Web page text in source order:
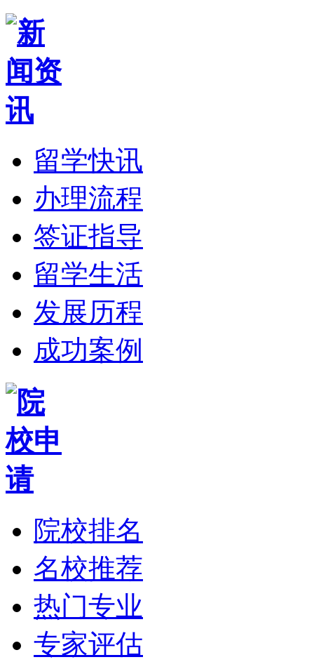
留学快讯
办理流程
签证指导
留学生活
发展历程
成功案例
院校排名
名校推荐
热门专业
专家评估